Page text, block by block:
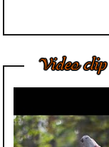
Video clip